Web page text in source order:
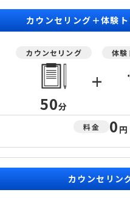
カウンセリング＋体験
カウンセリング
50分
+
体験
料金 0 円
カウンセリン